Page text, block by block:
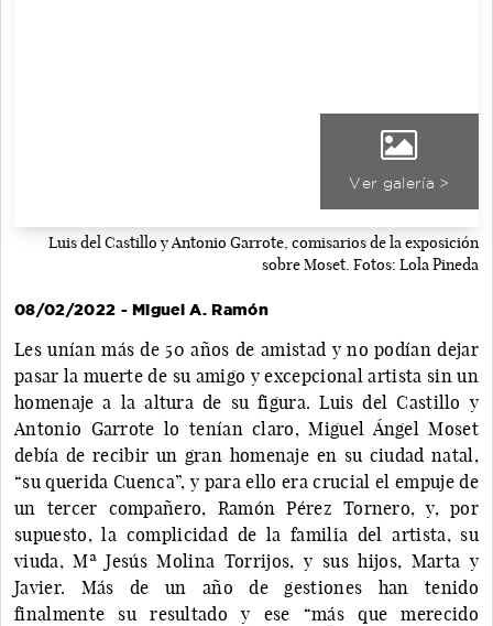
Ver galería >
Luis del Castillo y Antonio Garrote, comisarios de la exposición
sobre Moset. Fotos: Lola Pineda
08/02/2022 - Miguel A. Ramón
Les unían más de 50 años de amistad y no podían dejar
pasar la muerte de su amigo y excepcional artista sin un
homenaje a la altura de su figura. Luis del Castillo y
Antonio Garrote lo tenían claro, Miguel Ángel Moset
debía de recibir un gran homenaje en su ciudad natal,
“su querida Cuenca”, y para ello era crucial el empuje de
un tercer compañero, Ramón Pérez Tornero, y, por
supuesto, la complicidad de la familia del artista, su
viuda, Mª Jesús Molina Torrijos, y sus hijos, Marta y
Javier. Más de un año de gestiones han tenido
finalmente su resultado y ese “más que merecido